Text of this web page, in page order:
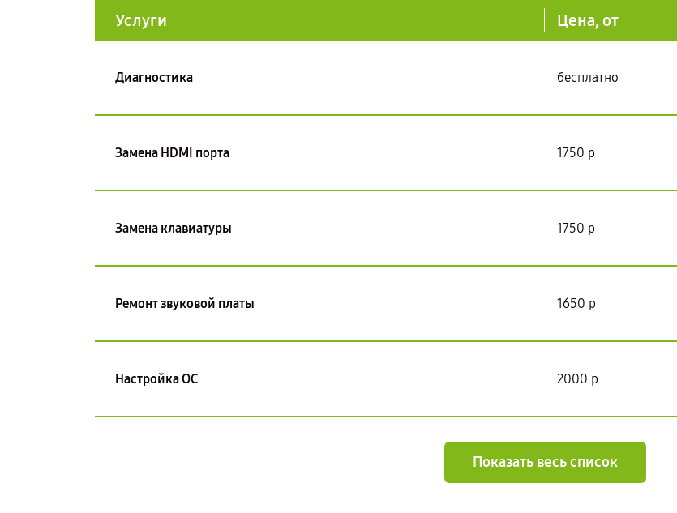
Услуги Цена, от
Диагностика бесплатно
Замена HDMI порта 1750 р
Замена клавиатуры 1750 р
Ремонт звуковой платы 1650 р
Настройка ОС 2000 р
Показать весь список